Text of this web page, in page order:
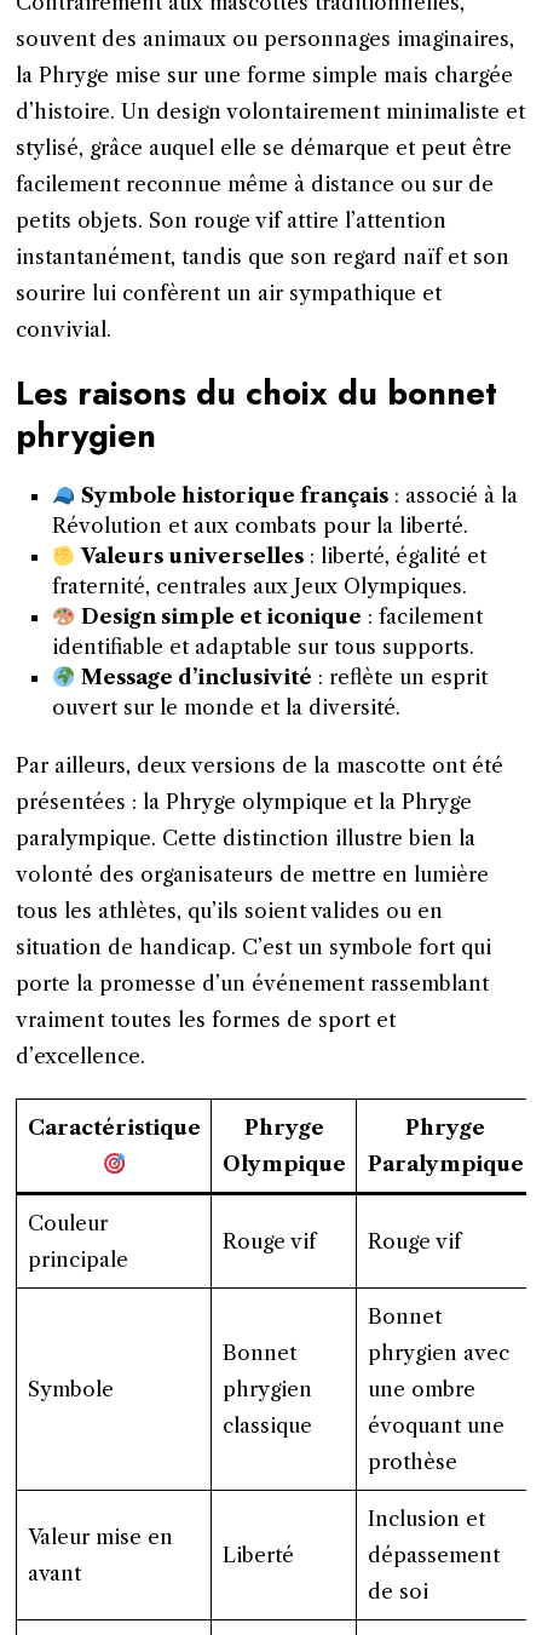
souvent des animaux ou personnages imaginaires,
la Phryge mise sur une forme simple mais chargée
d’histoire. Un design volontairement minimaliste et
stylisé, grâce auquel elle se démarque et peut être
facilement reconnue même à distance ou sur de
petits objets. Son rouge vif attire l’attention
instantanément, tandis que son regard naïf et son
sourire lui confèrent un air sympathique et
convivial.
Les raisons du choix du bonnet
phrygien
Symbole historique français: associé à la
Révolution et aux combats pour la liberté.
Valeurs universelles: liberté, égalité et
fraternité, centrales aux Jeux Olympiques.
Design simple et iconique : facilement
identifiable et adaptable sur tous supports.
Message d’inclusivité : reflète un esprit
ouvert sur le monde et la diversité.
Par ailleurs, deux versions de la mascotte ont été
présentées : la Phryge olympique et la Phryge
paralympique. Cette distinction illustre bien la
volonté des organisateurs de mettre en lumière
tous les athlètes, qu’ils soient valides ou en
situation de handicap. C’est un symbole fort qui
porte la promesse d’un événement rassemblant
vraiment toutes les formes de sport et
d’excellence.
Caractéristique
Phryge
Olympique
Phryge
Paralympique
Couleur
principale
Rouge vif Rouge vif
Symbole
Bonnet
phrygien
classique
Bonnet
phrygien avec
une ombre
évoquant une
prothèse
Valeur mise en
avant
Liberté
Inclusion et
dépassement
de soi